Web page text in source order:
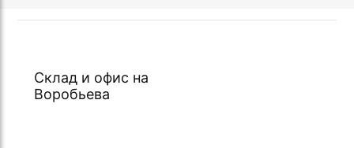
Склад и офис на
Воробьева